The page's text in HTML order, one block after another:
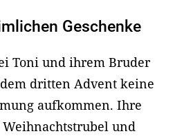
Geschenke
Toni und ihrem Bruder
dritten Advent keine
aufkommen. Ihre
und